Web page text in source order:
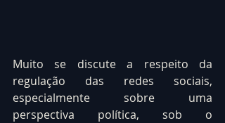
Muito se discute a respeito da
regulação das redes sociais,
especialmente sobre uma
perspectiva política, sob o